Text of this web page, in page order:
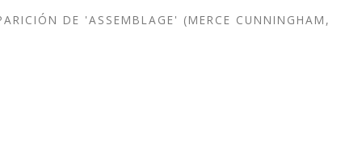
DE 'ASSEMBLAGE' (MERCE CUNNINGHAM,